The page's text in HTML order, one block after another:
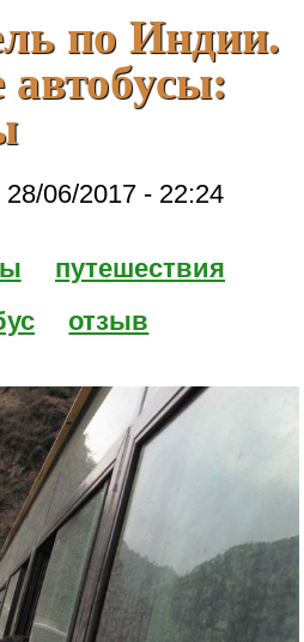
по Индии.
06/2017 - 22:24
путешествия
отзыв